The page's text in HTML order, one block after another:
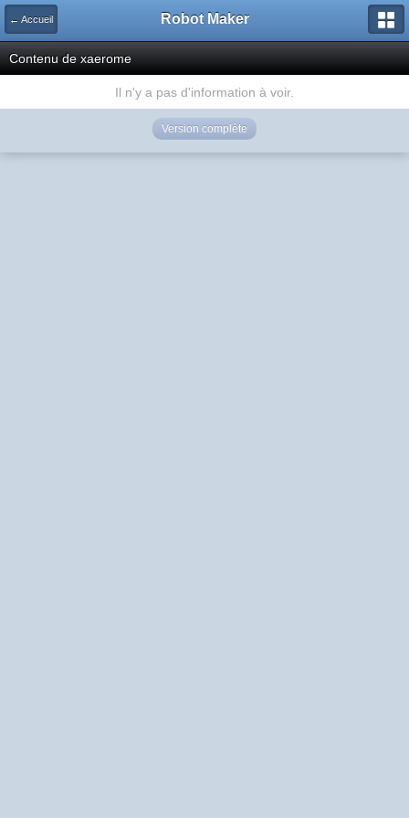
← Accueil Robot Maker
Contenu de xaerome
Il n'y a pas d'information à voir.
Version complète